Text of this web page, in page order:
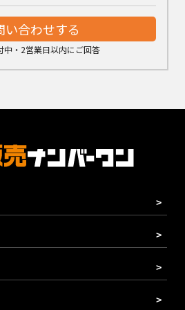
い合わせする
中・2営業日以内にご回答